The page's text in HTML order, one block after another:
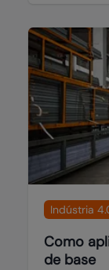
Indústria
Como
de base